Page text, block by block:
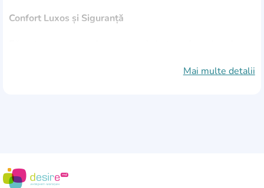
Confort Luxos și Siguranță
de fiecare dată când le folosești. Partea inferioară
Covorașele noastre de baie sunt antibacteriene,
menținând baia ta curată și fără germeni. Pur și simplu
Mai multe detalii